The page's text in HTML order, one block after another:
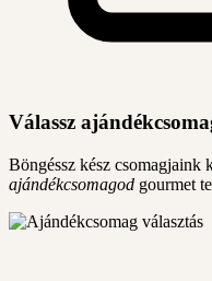
Válassz
Böngéssz kész csomagjaink
ajándékcsomagod gourmet